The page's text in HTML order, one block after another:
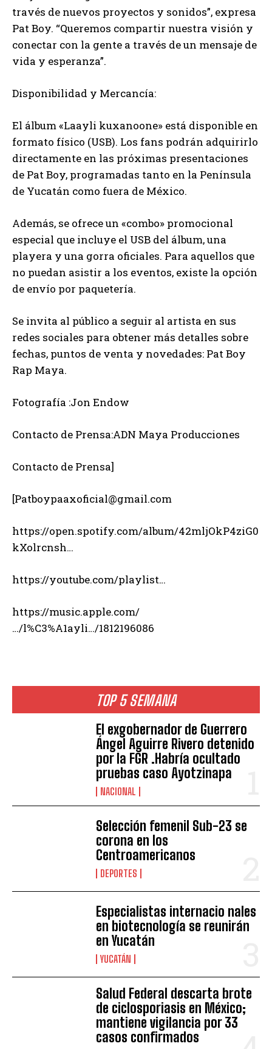
TOP 5 SEMANA
El exgobernador de Guerrero
Ángel Aguirre Rivero detenido
por la FGR .Habría ocultado
pruebas caso Ayotzinapa
NACIONAL
Selección femenil Sub-23 se
corona en los
Centroamericanos
DEPORTES
Especialistas internacio nales
en biotecnología se reunirán
en Yucatán
YUCATÁN
Salud Federal descarta brote
de ciclosporiasis en México;
mantiene vigilancia por 33
casos confirmados
través de nuevos proyectos y sonidos”, expresa
Pat Boy. “Queremos compartir nuestra visión y
conectar con la gente a través de un mensaje de
vida y esperanza”.
Disponibilidad y Mercancía:
El álbum «Laayli kuxanoone» está disponible en
formato físico (USB). Los fans podrán adquirirlo
directamente en las próximas presentaciones
de Pat Boy, programadas tanto en la Península
de Yucatán como fuera de México.
Además, se ofrece un «combo» promocional
especial que incluye el USB del álbum, una
playera y una gorra oficiales. Para aquellos que
no puedan asistir a los eventos, existe la opción
de envío por paquetería.
Se invita al público a seguir al artista en sus
redes sociales para obtener más detalles sobre
fechas, puntos de venta y novedades: Pat Boy
Rap Maya.
Fotografía :Jon Endow
Contacto de Prensa:ADN Maya Producciones
Contacto de Prensa]
[Patboypaaxoficial@gmail.com
https://open.spotify.com/album/42mljOkP4ziG0
kXolrcnsh…
https://youtube.com/playlist…
https://music.apple.com/
…/l%C3%A1ayli…/1812196086